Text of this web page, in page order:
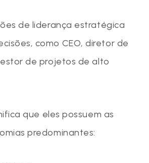
de liderança estratégica
como CEO, diretor de
de projetos de alto
que eles possuem as
predominantes: